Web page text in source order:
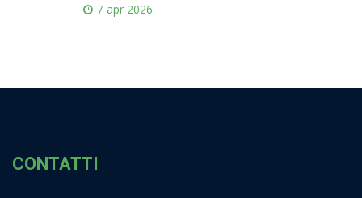
7 apr 2026
CONTATTI